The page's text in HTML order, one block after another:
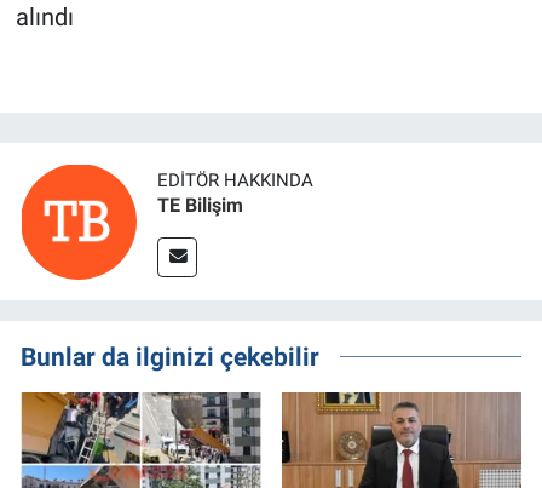
alındı
EDITÖR HAKKINDA
TE Bilişim
Bunlar da ilginizi çekebilir